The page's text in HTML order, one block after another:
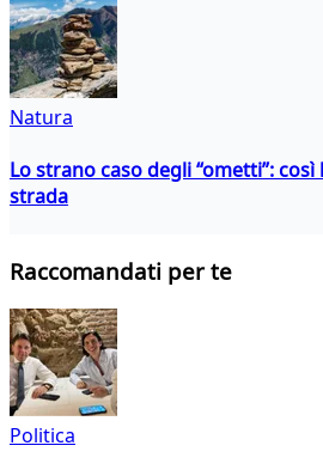
Natura
Lo strano caso degli “ometti”:
strada
Raccomandati per te
Politica